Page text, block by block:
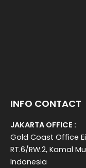
INFO CONTACT
JAKARTA OFFICE :
Gold Coast Office
RT.6/RW.2, Kamal
Indonesia